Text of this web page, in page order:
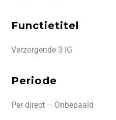
Functietitel
Verzorgende 3 IG
Periode
Per direct – Onbepaald